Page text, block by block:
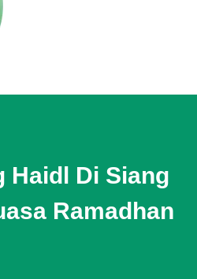
Haidl Di Siang
Ramadhan